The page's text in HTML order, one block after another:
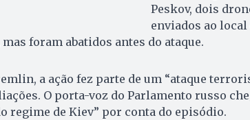
Peskov, dois
enviados ao
foram abatidos antes do ataque.
a ação fez parte de um “ataque
O porta-voz do Parlamento russo
regime de Kiev” por conta do episódio.